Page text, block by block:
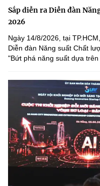
Sắp diễn ra Diễn đàn
2026
Ngày 14/8/2026, tại
Diễn đàn Năng suất Chất
"Bứt phá năng suất dựa trên